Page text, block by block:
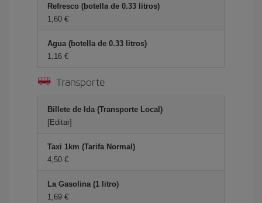
Refresco (botella de 0.33 litros)
1,60 €
Agua (botella de 0.33 litros)
1,16 €
Transporte
Billete de Ida (Transporte Local)
[Editar]
Taxi 1km (Tarifa Normal)
4,50 €
La Gasolina (1 litro)
1,69 €